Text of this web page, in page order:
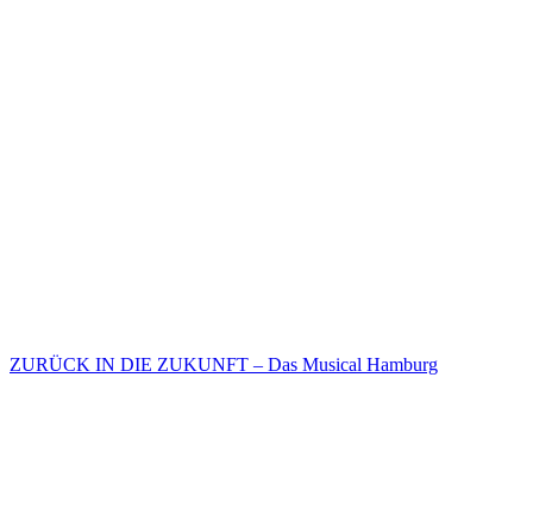
ZURÜCK IN DIE ZUKUNFT – Das Musical Hamburg